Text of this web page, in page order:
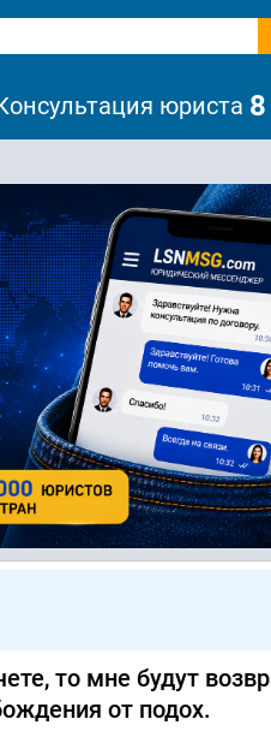
юриста
то мне будут
от подох.